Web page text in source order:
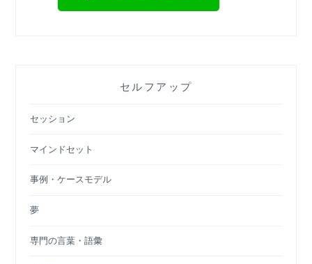
セルフアップ
セッション
マインドセット
事例・ケースモデル
夢
専門の言葉・語彙